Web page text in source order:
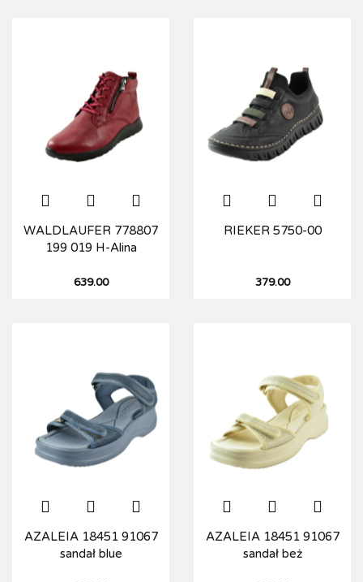
WALDLAUFER 778807
199 019 H-Alina
639.00
RIEKER 5750-00
379.00
AZALEIA 18451 91067
sandał blue
AZALEIA 18451 91067
sandał beż